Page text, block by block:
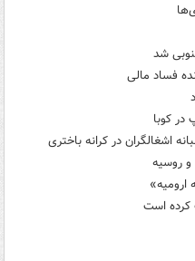
شد
فساد مالی
در کوبا
اشغالگران در کرانه باختری
و روسیه
ارومیه»
کرده است